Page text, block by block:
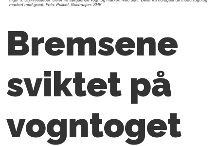
Bremsene
sviktet på
vogntoget